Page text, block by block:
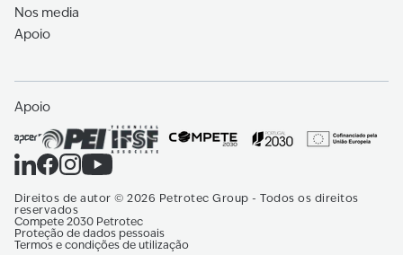
Nos media
Apoio
Apoio
Direitos de autor © 2026 Petrotec Group - Todos os direitos
reservados
Compete 2030 Petrotec
Proteção de dados pessoais
Termos e condições de utilização